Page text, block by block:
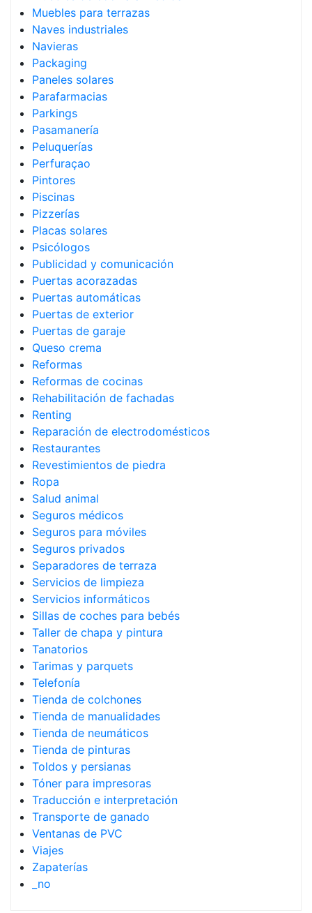
Muebles para terrazas
Naves industriales
Navieras
Packaging
Paneles solares
Parafarmacias
Parkings
Pasamanería
Peluquerías
Perfuraçao
Pintores
Piscinas
Pizzerías
Placas solares
Psicólogos
Publicidad y comunicación
Puertas acorazadas
Puertas automáticas
Puertas de exterior
Puertas de garaje
Queso crema
Reformas
Reformas de cocinas
Rehabilitación de fachadas
Renting
Reparación de electrodomésticos
Restaurantes
Revestimientos de piedra
Ropa
Salud animal
Seguros médicos
Seguros para móviles
Seguros privados
Separadores de terraza
Servicios de limpieza
Servicios informáticos
Sillas de coches para bebés
Taller de chapa y pintura
Tanatorios
Tarimas y parquets
Telefonía
Tienda de colchones
Tienda de manualidades
Tienda de neumáticos
Tienda de pinturas
Toldos y persianas
Tóner para impresoras
Traducción e interpretación
Transporte de ganado
Ventanas de PVC
Viajes
Zapaterías
_no